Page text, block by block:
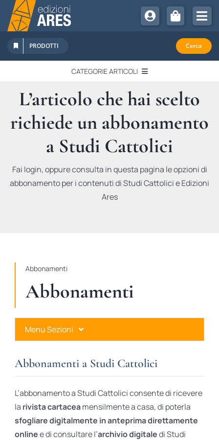
Salta
contenuto
Chi Siamo
Sostienici
Abbonamenti
Promozioni
Newsletter
PRODOTTI Cerca
CATEGORIE ARTICOLI
EDITORIALI
IN QUESTO NUMERO
RECENSIONI
L’articolo che hai scelto
richiede un abbonamento
a Studi Cattolici
Fai login, oppure consulta in questa pagina le opzioni di
abbonamento per i contenuti di Studi Cattolici e Edizioni
Ares
Abbonamenti
Abbonamenti
Menu Sezioni
Ares Gold
Ares Digital
Ares Gift Card
Abbonamenti a Studi Cattolici
L’abbonamento a Studi Cattolici consente di ricevere
la rivista cartaceamensilmente a casa, di poterla
sfogliare digitalmente in anteprima direttamente
onlinee di consultare l’archivio digitaledi Studi